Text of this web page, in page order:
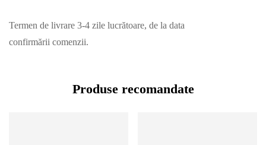
Termen de livrare 3-4 zile lucrătoare, de la data
confirmării comenzii.
Produse recomandate